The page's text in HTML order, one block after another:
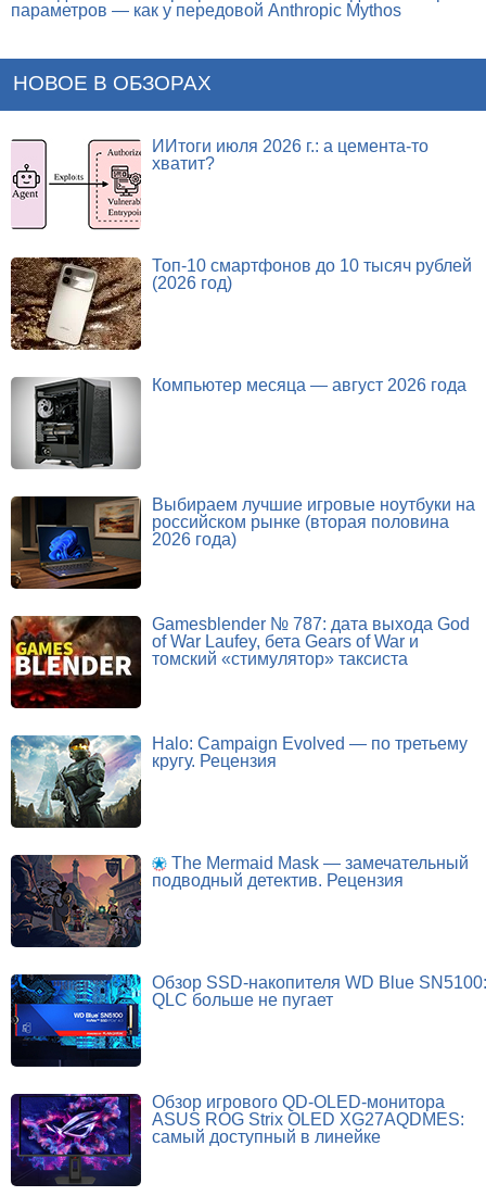
параметров — как у передовой Anthropic Mythos
НОВОЕ В ОБЗОРАХ
ИИтоги июля 2026 г.: а цемента-то
хватит?
Топ-10 смартфонов до 10 тысяч рублей
(2026 год)
Компьютер месяца — август 2026 года
Выбираем лучшие игровые ноутбуки на
российском рынке (вторая половина
2026 года)
Gamesblender № 787: дата выхода God
of War Laufey, бета Gears of War и
томский «стимулятор» таксиста
Halo: Campaign Evolved — по третьему
кругу. Рецензия
The Mermaid Mask — замечательный
подводный детектив. Рецензия
Обзор SSD-накопителя WD Blue SN5100:
QLC больше не пугает
Обзор игрового QD-OLED-монитора
ASUS ROG Strix OLED XG27AQDMES:
самый доступный в линейке